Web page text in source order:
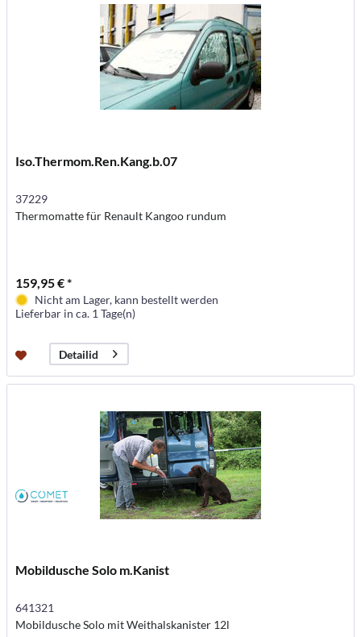
Iso.Thermom.Ren.Kang.b.07
37229
Thermomatte für Renault Kangoo rundum
159,95 € *
Nicht am Lager, kann bestellt werden
Lieferbar in ca. 1 Tage(n)
Detailid
Mobildusche Solo m.Kanist
641321
Mobildusche Solo mit Weithalskanister 12l